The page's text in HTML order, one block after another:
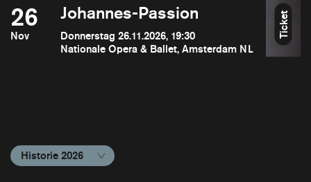
26
Nov
Johannes-Passion
Donnerstag 26.11.2026, 19:30
Nationale Opera & Ballet, Amsterdam NL
Ticket
Historie 2026